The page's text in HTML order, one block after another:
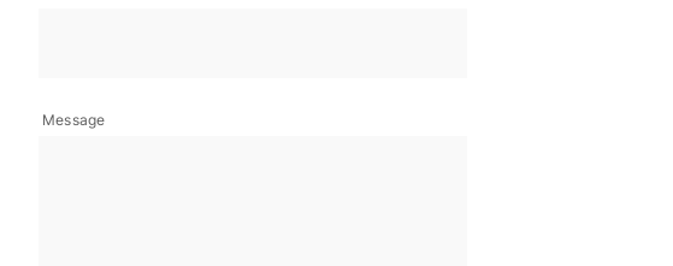
Message